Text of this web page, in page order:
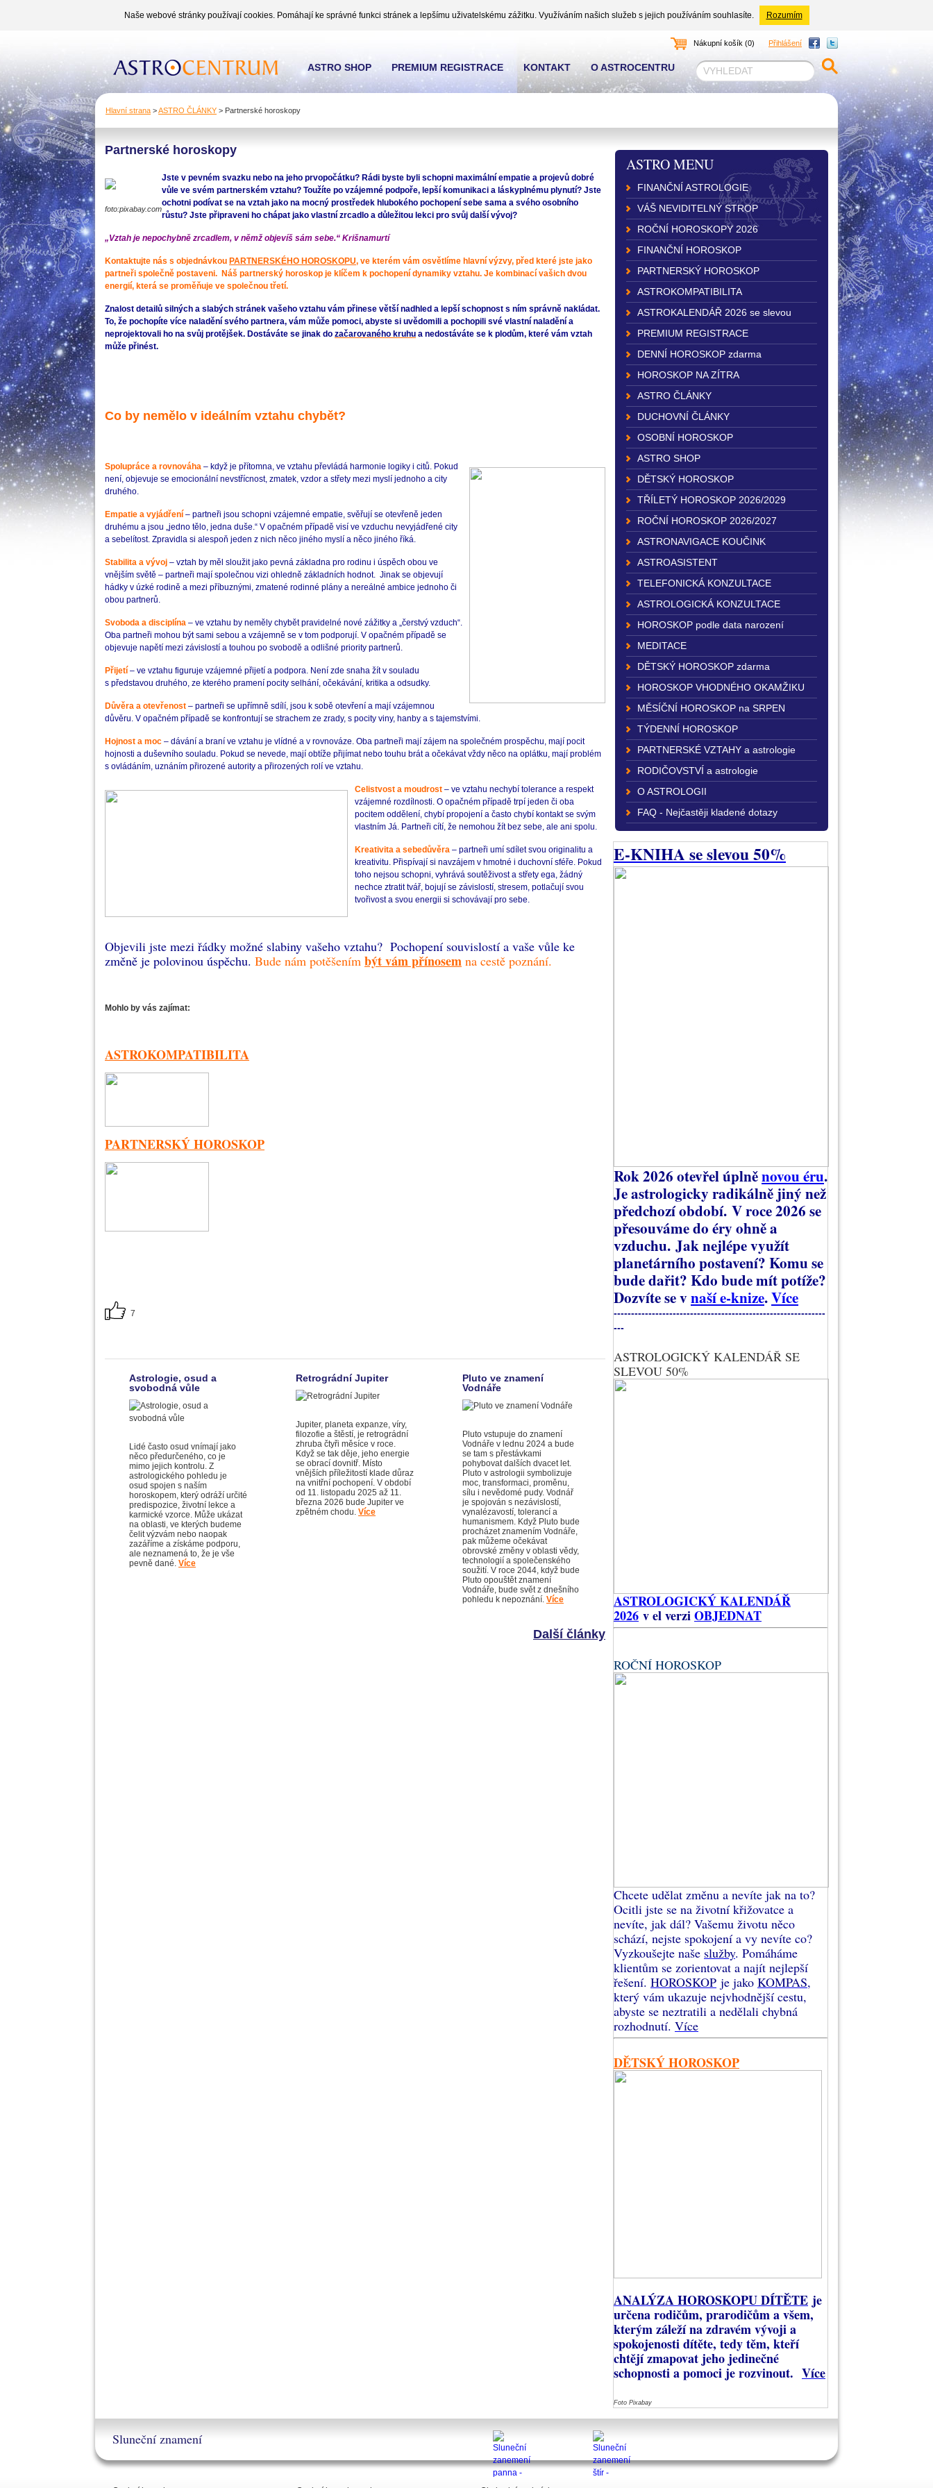
Naše webové stránky používají cookies. Pomáhají ke správné funkci stránek a lepšímu uživatelskému zážitku. Využíváním našich služeb s jejich používáním souhlasíte. Rozumím
Hlavní strana >ASTRO ČLÁNKY > Partnerské horoskopy
Partnerské horoskopy
foto:pixabay.com
Jste v pevném svazku nebo na jeho prvopočátku? Rádi byste byli schopni maximální empatie a projevů dobré
vůle ve svém partnerském vztahu? Toužíte po vzájemné podpoře, lepší komunikaci a láskyplnému plynutí? Jste
ochotni podívat se na vztah jako na mocný prostředek hlubokého pochopení sebe sama a svého osobního
růstu? Jste připraveni ho chápat jako vlastní zrcadlo a důležitou lekci pro svůj další vývoj?
„Vztah je nepochybně zrcadlem, v němž objevíš sám sebe.“ Krišnamurtí
Kontaktujte nás s objednávkou PARTNERSKÉHO HOROSKOPU, ve kterém vám osvětlíme hlavní výzvy, před které jste jako
partneři společně postaveni. Náš partnerský horoskop je klíčem k pochopení dynamiky vztahu. Je kombinací vašich dvou
energií, která se proměňuje ve společnou třetí.
Znalost detailů silných a slabých stránek vašeho vztahu vám přinese větší nadhled a lepší schopnost s ním správně nakládat.
To, že pochopíte více naladění svého partnera, vám může pomoci, abyste si uvědomili a pochopili své vlastní naladění a
neprojektovali ho na svůj protějšek. Dostáváte se jinak do začarovaného kruhu a nedostáváte se k plodům, které vám vztah
může přinést.
Co by nemělo v ideálním vztahu chybět?
Spolupráce a rovnováha – když je přítomna, ve vztahu převládá harmonie logiky i citů. Pokud
není, objevuje se emocionální nevstřícnost, zmatek, vzdor a střety mezi myslí jednoho a city
druhého.
Empatie a vyjádření – partneři jsou schopni vzájemné empatie, svěřují se otevřeně jeden
druhému a jsou „jedno tělo, jedna duše.“ V opačném případě visí ve vzduchu nevyjádřené city
a sebelítost. Zpravidla si alespoň jeden z nich něco jiného myslí a něco jiného říká.
Stabilita a vývoj – vztah by měl sloužit jako pevná základna pro rodinu i úspěch obou ve
vnějším světě – partneři mají společnou vizi ohledně základních hodnot. Jinak se objevují
hádky v úzké rodině a mezi příbuznými, zmatené rodinné plány a nereálné ambice jednoho či
obou partnerů.
Svoboda a disciplína – ve vztahu by neměly chybět pravidelné nové zážitky a „čerstvý vzduch“.
Oba partneři mohou být sami sebou a vzájemně se v tom podporují. V opačném případě se
objevuje napětí mezi závislostí a touhou po svobodě a odlišné priority partnerů.
Přijetí – ve vztahu figuruje vzájemné přijetí a podpora. Není zde snaha žít v souladu
s představou druhého, ze kterého pramení pocity selhání, očekávání, kritika a odsudky.
Důvěra a otevřenost – partneři se upřímně sdílí, jsou k sobě otevření a mají vzájemnou
důvěru. V opačném případě se konfrontují se strachem ze zrady, s pocity viny, hanby a s tajemstvími.
Hojnost a moc – dávání a braní ve vztahu je vlídné a v rovnováze. Oba partneři mají zájem na společném prospěchu, mají pocit
hojnosti a duševního souladu. Pokud se nevede, mají obtíže přijímat nebo touhu brát a očekávat vždy něco na oplátku, mají problém
s ovládáním, uznáním přirozené autority a přirozených rolí ve vztahu.
Celistvost a moudrost – ve vztahu nechybí tolerance a respekt
vzájemné rozdílnosti. O opačném případě trpí jeden či oba
pocitem oddělení, chybí propojení a často chybí kontakt se svým
vlastním Já. Partneři cítí, že nemohou žít bez sebe, ale ani spolu.
Kreativita a sebedůvěra – partneři umí sdílet svou originalitu a
kreativitu. Přispívají si navzájem v hmotné i duchovní sféře. Pokud
toho nejsou schopni, vyhrává soutěživost a střety ega, žádný
nechce ztratit tvář, bojují se závislostí, stresem, potlačují svou
tvořivost a svou energii si schovávají pro sebe.
Objevili jste mezi řádky možné slabiny vašeho vztahu? Pochopení souvislostí a vaše vůle ke
změně je polovinou úspěchu. Bude nám potěšením být vám přínosem na cestě poznání.
Mohlo by vás zajímat:
ASTROKOMPATIBILITA
PARTNERSKÝ HOROSKOP
7
Astrologie, osud a
svobodná vůle
Lidé často osud vnímají jako
něco předurčeného, co je
mimo jejich kontrolu. Z
astrologického pohledu je
osud spojen s naším
horoskopem, který odráží určité
predispozice, životní lekce a
karmické vzorce. Může ukázat
na oblasti, ve kterých budeme
čelit výzvám nebo naopak
zazáříme a získáme podporu,
ale neznamená to, že je vše
pevně dané. Více
Retrográdní Jupiter
Jupiter, planeta expanze, víry,
filozofie a štěstí, je retrográdní
zhruba čtyři měsíce v roce.
Když se tak děje, jeho energie
se obrací dovnitř. Místo
vnějších příležitostí klade důraz
na vnitřní pochopení. V období
od 11. listopadu 2025 až 11.
března 2026 bude Jupiter ve
zpětném chodu. Více
Pluto ve znamení
Vodnáře
Pluto vstupuje do znamení
Vodnáře v lednu 2024 a bude
se tam s přestávkami
pohybovat dalších dvacet let.
Pluto v astrologii symbolizuje
moc, transformaci, proměnu,
sílu i nevědomé pudy. Vodnář
je spojován s nezávislostí,
vynalézavostí, tolerancí a
humanismem. Když Pluto bude
procházet znamením Vodnáře,
pak můžeme očekávat
obrovské změny v oblasti vědy,
technologií a společenského
soužití. V roce 2044, když bude
Pluto opouštět znamení
Vodnáře, bude svět z dnešního
pohledu k nepoznání. Více
Další články
ASTRO MENU
FINANČNÍ ASTROLOGIE
VÁŠ NEVIDITELNÝ STROP
ROČNÍ HOROSKOPY 2026
FINANČNÍ HOROSKOP
PARTNERSKÝ HOROSKOP
ASTROKOMPATIBILITA
ASTROKALENDÁŘ 2026 se slevou
PREMIUM REGISTRACE
DENNÍ HOROSKOP zdarma
HOROSKOP NA ZÍTRA
ASTRO ČLÁNKY
DUCHOVNÍ ČLÁNKY
OSOBNÍ HOROSKOP
ASTRO SHOP
DĚTSKÝ HOROSKOP
TŘÍLETÝ HOROSKOP 2026/2029
ROČNÍ HOROSKOP 2026/2027
ASTRONAVIGACE KOUČINK
ASTROASISTENT
TELEFONICKÁ KONZULTACE
ASTROLOGICKÁ KONZULTACE
HOROSKOP podle data narození
MEDITACE
DĚTSKÝ HOROSKOP zdarma
HOROSKOP VHODNÉHO OKAMŽIKU
MĚSÍČNÍ HOROSKOP na SRPEN
TÝDENNÍ HOROSKOP
PARTNERSKÉ VZTAHY a astrologie
RODIČOVSTVÍ a astrologie
O ASTROLOGII
FAQ - Nejčastěji kladené dotazy
E-KNIHA se slevou 50%
Rok 2026 otevřel úplněnovou éru.
Je astrologicky radikálně jiný než
předchozí období. V roce 2026 se
přesouváme do éry ohně a
vzduchu. Jak nejlépe využít
planetárního postavení? Komu se
bude dařit? Kdo bude mít potíže?
Dozvíte se vnaší e-knize.Více
-------------------------------------------------------------
---
ASTROLOGICKÝ KALENDÁŘ SE
SLEVOU 50%
ASTROLOGICKÝ KALENDÁŘ
2026 v el verziOBJEDNAT
ROČNÍ HOROSKOP
Chcete udělat změnu a nevíte jak na to?
Ocitli jste se na životní křižovatce a
nevíte, jak dál? Vašemu životu něco
schází, nejste spokojení a vy nevíte co?
Vyzkoušejte naše služby. Pomáháme
klientům se zorientovat a najít nejlepší
řešení. HOROSKOP je jako KOMPAS,
který vám ukazuje nejvhodnější cestu,
abyste se neztratili a nedělali chybná
rozhodnutí. Více
DĚTSKÝ HOROSKOP
ANALÝZA HOROSKOPU DÍTĚTE je
určena rodičům, prarodičům a všem,
kterým záleží na zdravém vývoji a
spokojenosti dítěte, tedy těm, kteří
chtějí zmapovat jeho jedinečné
schopnosti a pomoci je rozvinout. Více
Foto Pixabay
Sluneční znamení
ASTRO SHOP PREMIUM REGISTRACE KONTAKT O ASTROCENTRU
Přihlášení
Nákupní košík (0)